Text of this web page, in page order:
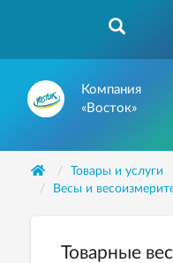
Компания
«Восток»
Товары и услуги
Весы и
Товарные